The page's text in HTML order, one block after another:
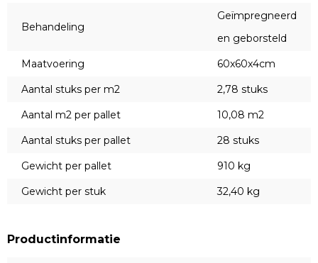
Behandeling
Geïmpregneerd
en geborsteld
Maatvoering
60x60x4cm
Aantal stuks per m2
2,78 stuks
Aantal m2 per pallet
10,08 m2
Aantal stuks per pallet
28 stuks
Gewicht per pallet
910 kg
Gewicht per stuk
32,40 kg
Productinformatie